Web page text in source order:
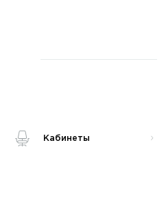
Кабинеты